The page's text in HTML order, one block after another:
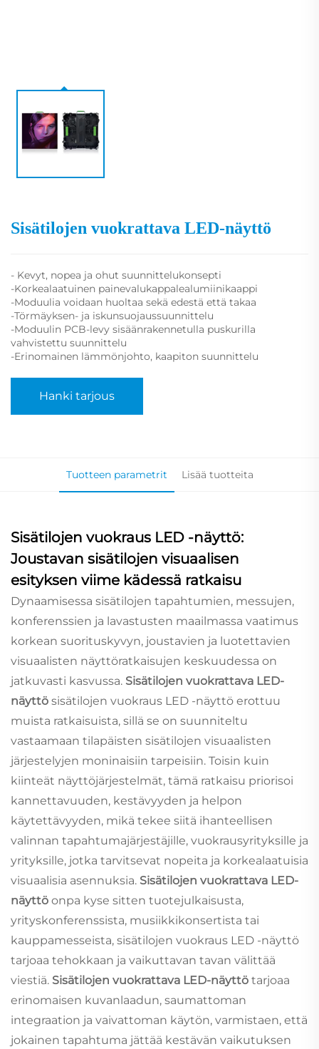
Sisätilojen vuokrattava LED-näyttö
- Kevyt, nopea ja ohut suunnittelukonsepti
-Korkealaatuinen painevalukappalealumiinikaappi
-Moduulia voidaan huoltaa sekä edestä että takaa
-Törmäyksen- ja iskunsuojaussuunnittelu
-Moduulin PCB-levy sisäänrakennetulla puskurilla
vahvistettu suunnittelu
-Erinomainen lämmönjohto, kaapiton suunnittelu
Hanki tarjous
Tuotteen parametrit Lisää tuotteita
Sisätilojen vuokraus LED -näyttö:
Joustavan sisätilojen visuaalisen
esityksen viime kädessä ratkaisu
Dynaamisessa sisätilojen tapahtumien, messujen,
konferenssien ja lavastusten maailmassa vaatimus
korkean suorituskyvyn, joustavien ja luotettavien
visuaalisten näyttöratkaisujen keskuudessa on
jatkuvasti kasvussa. Sisätilojen vuokrattava LED-
näyttö sisätilojen vuokraus LED -näyttö erottuu
muista ratkaisuista, sillä se on suunniteltu
vastaamaan tilapäisten sisätilojen visuaalisten
järjestelyjen moninaisiin tarpeisiin. Toisin kuin
kiinteät näyttöjärjestelmät, tämä ratkaisu priorisoi
kannettavuuden, kestävyyden ja helpon
käytettävyyden, mikä tekee siitä ihanteellisen
valinnan tapahtumajärjestäjille, vuokrausyrityksille ja
yrityksille, jotka tarvitsevat nopeita ja korkealaatuisia
visuaalisia asennuksia. Sisätilojen vuokrattava LED-
näyttö onpa kyse sitten tuotejulkaisusta,
yrityskonferenssista, musiikkikonsertista tai
kauppamesseista, sisätilojen vuokraus LED -näyttö
tarjoaa tehokkaan ja vaikuttavan tavan välittää
viestiä. Sisätilojen vuokrattava LED-näyttö tarjoaa
erinomaisen kuvanlaadun, saumattoman
integraation ja vaivattoman käytön, varmistaen, että
jokainen tapahtuma jättää kestävän vaikutuksen